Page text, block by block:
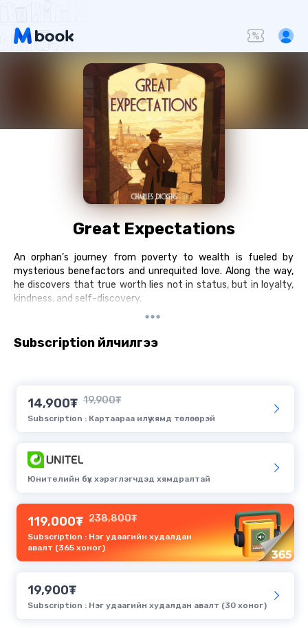
Great Expectations
An orphan’s journey from poverty to wealth is fueled by
mysterious benefactors and unrequited love. Along the way,
he discovers that true worth lies not in status, but in loyalty,
kindness, and self-discovery.
Subscription үйлчилгээ
14,900₮ 19,900₮
Subscription : Картаараа илүү хямд төлөөрэй
Юнителийн бүх хэрэглэгчдэд хямдралтай
119,000₮ 238,800₮
Subscription : Нэг удаагийн худалдан
авалт (365 хоног)
19,900₮
Subscription : Нэг удаагийн худалдан авалт (30 хоног)